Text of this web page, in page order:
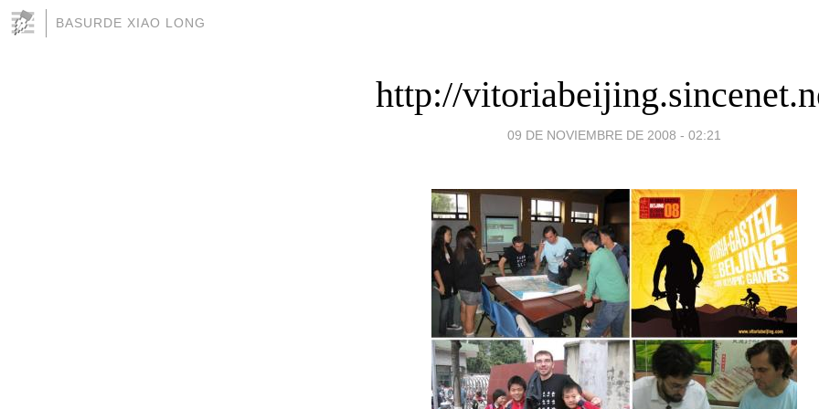
BASURDE XIAO LONG
http://
09 DE NOVIEMBRE DE 2008 - 02:21